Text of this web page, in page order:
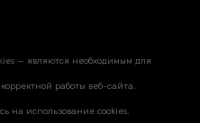
— являются необходимым для
работы веб-сайта.
на использование cookies.